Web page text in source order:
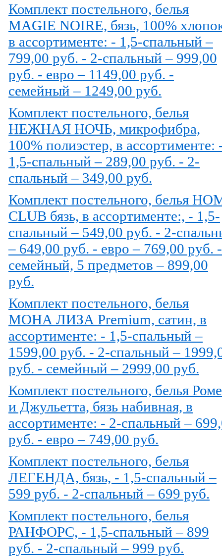
Комплект постельного, белья
MAGIE NOIRE, бязь, 100%
в ассортименте: - 1,5-спальный –
799,00 руб. - 2-спальный – 999,00
руб. - евро – 1149,00 руб. -
семейный – 1249,00 руб.
Комплект постельного, белья
НЕЖНАЯ НОЧЬ, микрофибра,
100% полиэстер, в ассортименте:
1,5-спальный – 289,00 руб. - 2-
спальный – 349,00 руб.
Комплект постельного, белья
CLUB бязь, в ассортименте:, - 1,5-
спальный – 549,00 руб. - 2-
– 649,00 руб. - евро – 769,00 руб. -
семейный, 5 предметов – 899,00
руб.
Комплект постельного, белья
МОНА ЛИЗА Premium, сатин, в
ассортименте: - 1,5-спальный –
1599,00 руб. - 2-спальный –
руб. - семейный – 2999,00 руб.
Комплект постельного, белья
и Джульетта, бязь набивная, в
ассортименте: - 2-спальный –
руб. - евро – 749,00 руб.
Комплект постельного, белья
ЛЕГЕНДА, бязь, - 1,5-спальный –
599 руб. - 2-спальный – 699 руб.
Комплект постельного, белья
РАНФОРС, - 1,5-спальный – 899
руб. - 2-спальный – 999 руб.